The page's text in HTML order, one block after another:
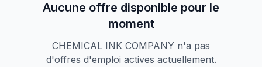
Aucune offre disponible pour le
moment
CHEMICAL INK COMPANY n'a pas
d'offres d'emploi actives actuellement.